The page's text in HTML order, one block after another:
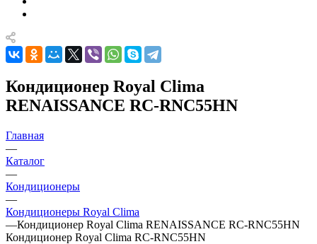
Кондиционер Royal Clima
RENAISSANCE RC-RNC55HN
Главная
—
Каталог
—
Кондиционеры
—
Кондиционеры Royal Clima
—Кондиционер Royal Clima RENAISSANCE RC-RNC55HN
Кондиционер Royal Clima RC-RNC55HN